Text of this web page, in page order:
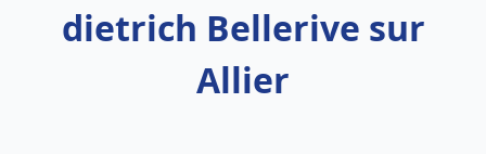
dietrich Bellerive sur
Allier